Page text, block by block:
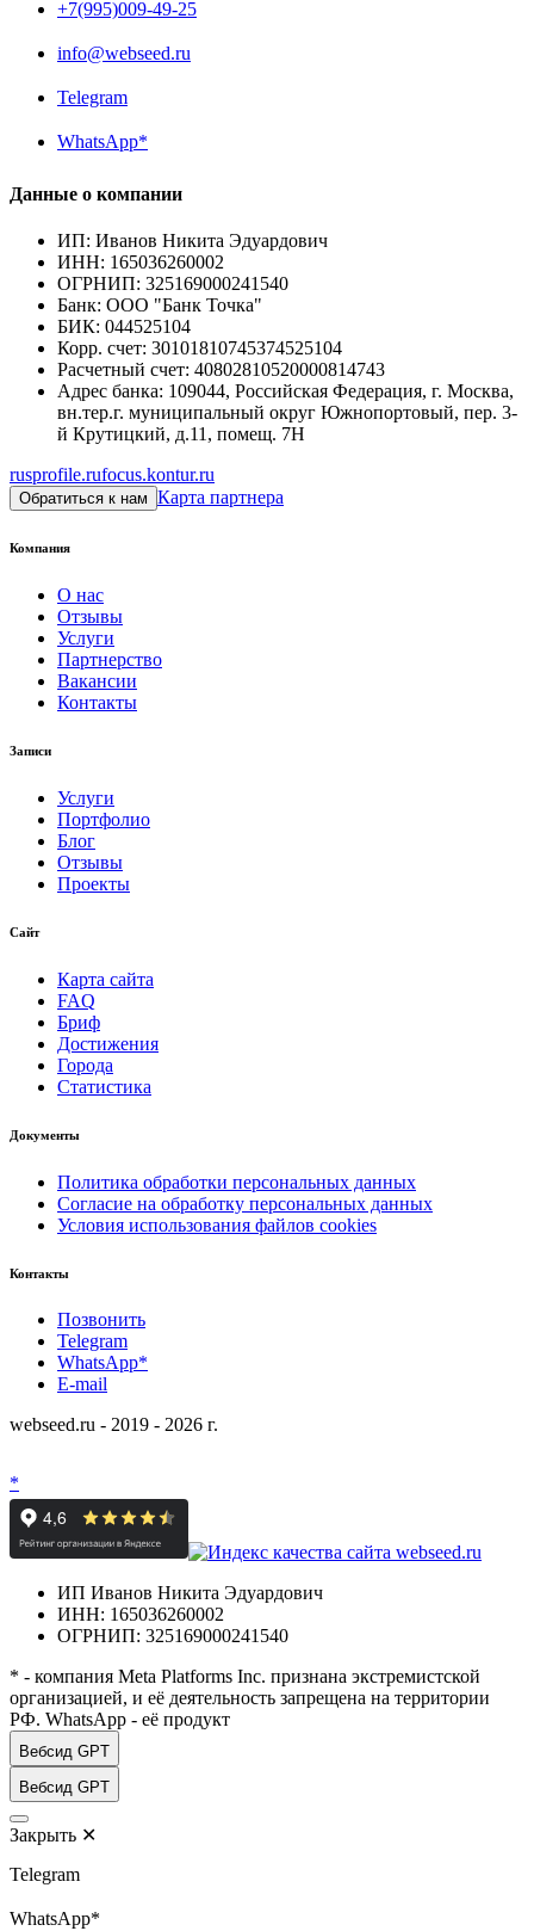
+7(995)009-49-25
info@webseed.ru
Telegram
WhatsApp*
Данные о компании
ИП: Иванов Никита Эдуардович
ИНН: 165036260002
ОГРНИП: 325169000241540
Банк: ООО "Банк Точка"
БИК: 044525104
Корр. счет: 30101810745374525104
Расчетный счет: 40802810520000814743
Адрес банка: 109044, Российская Федерация, г. Москва,
вн.тер.г. муниципальный округ Южнопортовый, пер. 3-
й Крутицкий, д.11, помещ. 7Н
rusprofile.rufocus.kontur.ru
Обратиться к нам Карта партнера
Компания
О нас
Отзывы
Услуги
Партнерство
Вакансии
Контакты
Записи
Услуги
Портфолио
Блог
Отзывы
Проекты
Сайт
Карта сайта
FAQ
Бриф
Достижения
Города
Статистика
Документы
Политика обработки персональных данных
Согласие на обработку персональных данных
Условия использования файлов cookies
Контакты
Позвонить
Telegram
WhatsApp*
E-mail
webseed.ru - 2019 - 2026 г.
*
ИП Иванов Никита Эдуардович
ИНН: 165036260002
ОГРНИП: 325169000241540
* - компания Meta Platforms Inc. признана экстремистской
организацией, и её деятельность запрещена на территории
РФ. WhatsApp - её продукт
Вебсид GPT
Вебсид GPT
Закрыть ✕
Telegram
WhatsApp*